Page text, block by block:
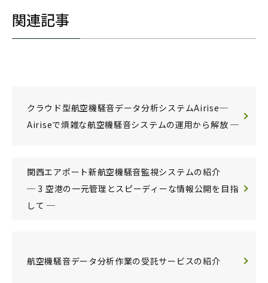
関連記事
クラウド型航空機騒音データ分析システムAirise─
Airiseで煩雑な航空機騒音システムの運用から解放 ─
関西エアポート新航空機騒音監視システムの紹介
─ 3 空港の一元管理とスピーディーな情報公開を目指
して ─
航空機騒音データ分析作業の受託サービスの紹介